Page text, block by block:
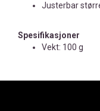
Justerbar
Spesifikasjoner
Vekt: 100 g